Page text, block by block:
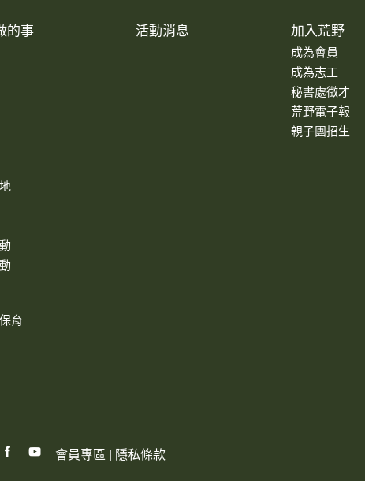
的事
育
活動消息 加入荒野
成為會員
成為志工
秘書處徵才
荒野電子報
親子團招生
會員專區 隱私條款